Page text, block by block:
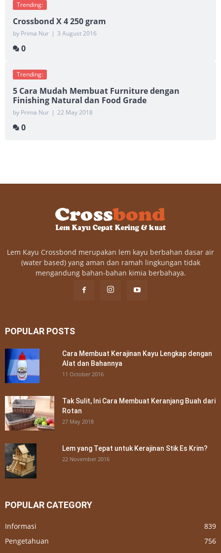
Trending:
Crossbond X 4 250 gram
by Prima Nur | 3 August 2016
0
Trending:
5 Cara Mudah Membuat Furniture dengan
Finishing Natural dan Food Grade
by Prima Nur | 22 May 2018
0
Lem Kayu Crossbond merupakan lem kayu berbahan dasar air
(water based) yang aman dan ramah lingkungan tidak
mengandung bahan-bahan kimia berbahaya.
POPULAR POSTS
Cara Membuat Kerajinan Kayu Lengkap dengan
Alat dan Bahannya
11 October 2016
Tak Sulit, Ini Cara Membuat Keranjang Buah dari
Rotan
27 May 2018
Lem yang Tepat untuk Kerajinan Stik Es Krim?
22 November 2016
POPULAR CATEGORY
Informasi
839
Pengetahuan
756